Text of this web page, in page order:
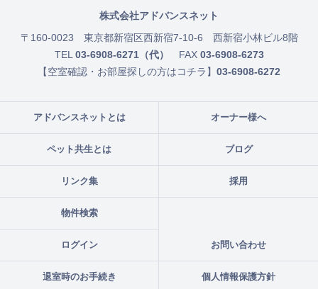
アドバンスネットとは オーナー様へ
ペット共生とは ブログ
リンク集 採用
物件検索
ログイン お問い合わせ
退室時のお手続き 個人情報保護方針
株式会社アドバンスネット
〒160-0023 東京都新宿区西新宿7-10-6 西新宿小林ビル8階
TEL 03-6908-6271（代） FAX 03-6908-6273
【空室確認・お部屋探しの方はコチラ】 03-6908-6272